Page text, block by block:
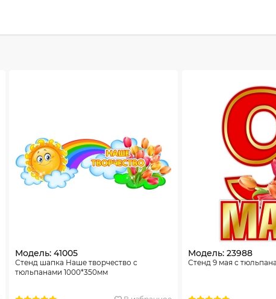
Модель: 41005
Стенд шапка Наше творчество с
тюльпанами 1000*350мм
Модель: 23988
Стенд 9 мая с